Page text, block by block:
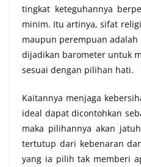
tingkat keteguhannya
minim. Itu artinya, sifat
maupun perempuan
dijadikan barometer untuk
sesuai dengan pilihan hati.
Kaitannya menjaga
ideal dapat dicontohkan
maka pilihannya akan
tertutup dari kebenaran
yang ia pilih tak memberi